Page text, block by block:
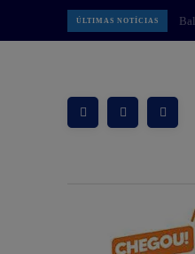
ÚLTIMAS NOTÍCIAS